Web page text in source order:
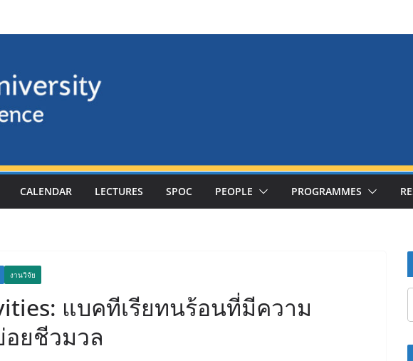
CALENDAR LECTURES SPOC PEOPLE PROGRAMMES
งานวิจัย
แบคทีเรียทนร้อนที่มีความ
อยชีวมวล